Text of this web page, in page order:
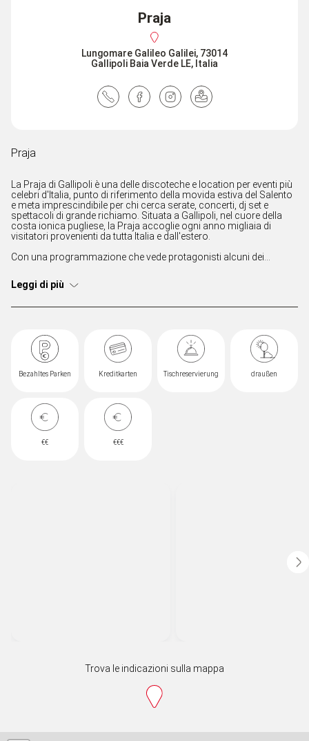
Praja
La Praja di Gallipoli è una delle discoteche e location per eventi più
celebri d'Italia, punto di riferimento della movida estiva del Salento
e meta imprescindibile per chi cerca serate, concerti, dj set e
spettacoli di grande richiamo. Situata a Gallipoli, nel cuore della
costa ionica pugliese, la Praja accoglie ogni anno migliaia di
visitatori provenienti da tutta Italia e dall'estero.
Con una programmazione che vede protagonisti alcuni dei
esclusivi e produzioni di alto livello. Gli ampi spazi all'aperto, gli
all'avanguardia contribuiscono a creare un'esperienza unica nel
Considerata una delle icone della nightlife italiana, la Praja
rappresenta il cuore pulsante delle notti di Gallipoli e del Salento.
Leggi di più
Bezahltes Parken Kreditkarten Tischreservierung draußen
€€ €€€
Praja
Lungomare Galileo Galilei, 73014
Gallipoli Baia Verde LE, Italia
Trova le indicazioni sulla mappa